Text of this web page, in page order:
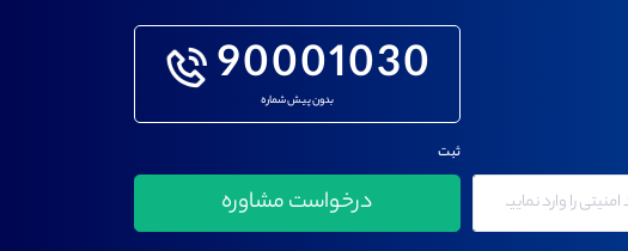
90001030
بدون پیش شماره
ثبت